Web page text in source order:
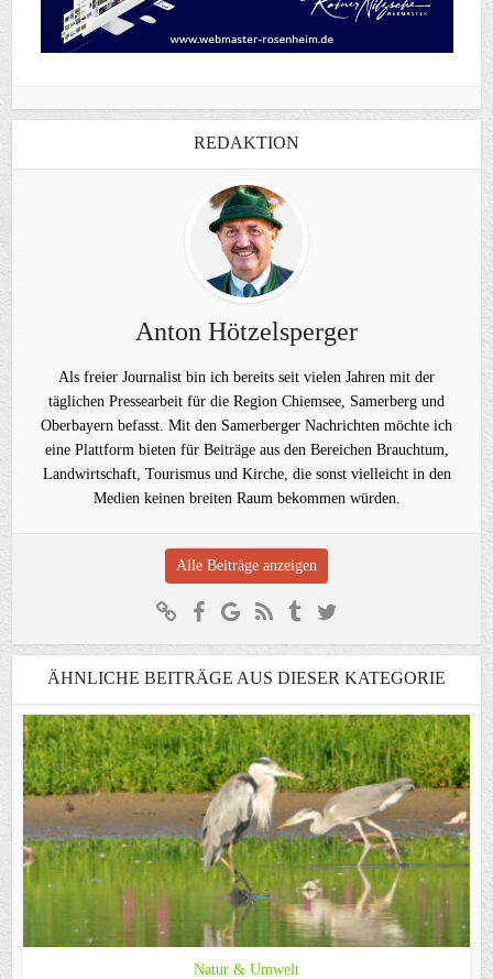
REDAKTION
Anton Hötzelsperger
Als freier Journalist bin ich bereits seit vielen Jahren mit der
täglichen Pressearbeit für die Region Chiemsee, Samerberg und
Oberbayern befasst. Mit den Samerberger Nachrichten möchte ich
eine Plattform bieten für Beiträge aus den Bereichen Brauchtum,
Landwirtschaft, Tourismus und Kirche, die sonst vielleicht in den
Medien keinen breiten Raum bekommen würden.
Alle Beiträge anzeigen
ÄHNLICHE BEITRÄGE AUS DIESER KATEGORIE
Natur & Umwelt